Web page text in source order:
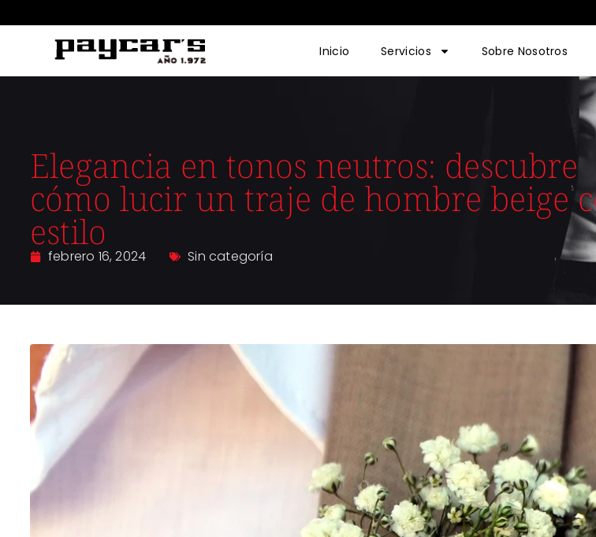
Inicio Servicios Sobre Nosotros
Elegancia en tonos neutros: descubre
cómo lucir un traje de hombre beige
estilo
febrero 16, 2024 Sin categoría